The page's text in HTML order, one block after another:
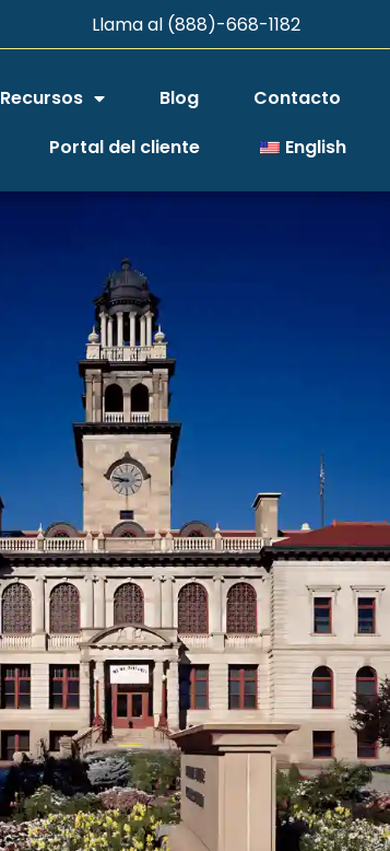
Llama al (888)-668-1182
Recursos Blog
Contacto
Portal del cliente
English